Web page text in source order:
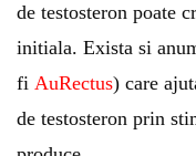
de testosteron poate
initiala. Exista si
fi AuRectus) care
de testosteron prin